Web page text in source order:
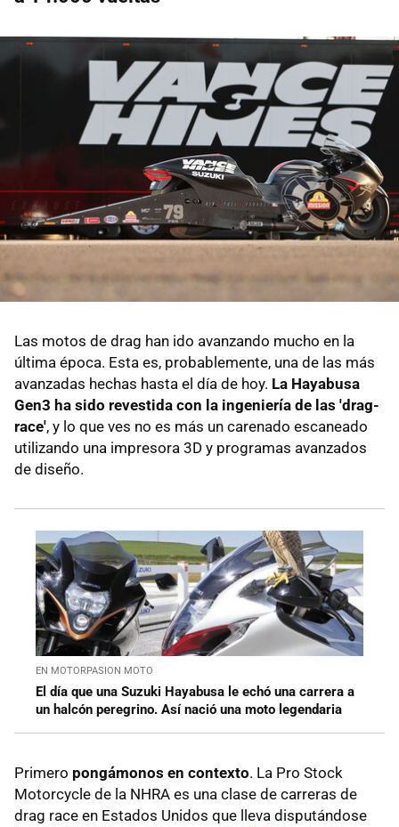
Las motos de drag han ido avanzando mucho en la
última época. Esta es, probablemente, una de las más
avanzadas hechas hasta el día de hoy. La Hayabusa
Gen3 ha sido revestida con la ingeniería de las 'drag-
race', y lo que ves no es más un carenado escaneado
utilizando una impresora 3D y programas avanzados
de diseño.
EN MOTORPASION MOTO
El día que una Suzuki Hayabusa le echó una carrera a
un halcón peregrino. Así nació una moto legendaria
Primero pongámonos en contexto. La Pro Stock
Motorcycle de la NHRA es una clase de carreras de
drag race en Estados Unidos que lleva disputándose